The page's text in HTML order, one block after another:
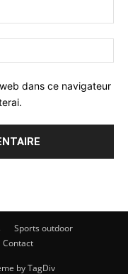
dans ce navigateur
Sports outdoor
Contact
by TagDiv